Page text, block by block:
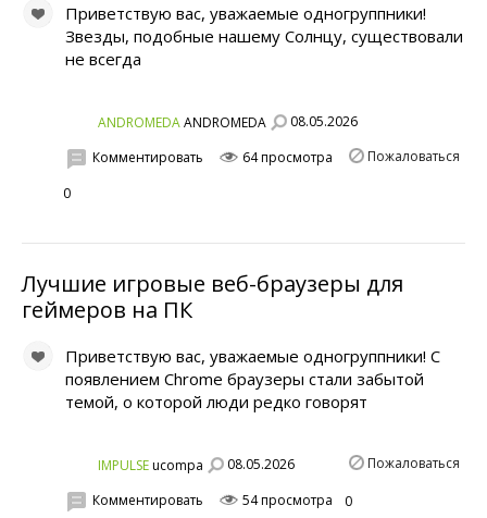
Приветствую вас, уважаемые одногруппники!
Звезды, подобные нашему Солнцу, существовали
не всегда
ANDROMEDAANDROMEDA
08.05.2026
Пожаловаться
Комментировать
64 просмотра
0
Лучшие игровые веб-браузеры для
геймеров на ПК
Приветствую вас, уважаемые одногруппники! С
появлением Chrome браузеры стали забытой
темой, о которой люди редко говорят
IMPULSEucompa 08.05.2026 Пожаловаться
Комментировать 54 просмотра 0